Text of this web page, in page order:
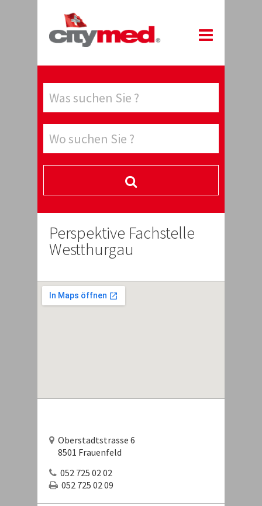
Perspektive Fachstelle
Westthurgau
Oberstadtstrasse 6
8501 Frauenfeld
052 725 02 02
052 725 02 09